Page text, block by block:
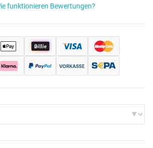
funktionieren Bewertungen?